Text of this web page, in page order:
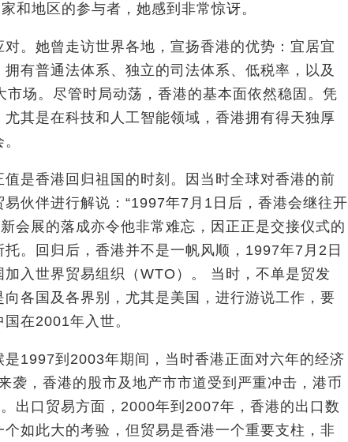
和地区的参与者，她感到非常惊讶。
。她曾走访世界各地，宣扬香港的优势：宜居宜
有普通法体系、独立的司法体系、低税率，以及
场。尽管时局动荡，香港的基本面依然稳固。凭
其是在科技和人工智能领域，香港拥有得天独厚
值是香港回归祖国的时刻。因当时全球对香港的前
伙伴进行解说：“1997年7月1日后，香港会继往开
会展的落成亦令他非常难忘，因正正是交接仪式的
。回归后，香港并不是一帆风顺，1997年7月2日
入世界贸易组织（WTO）。 当时，不单是贸发
各国及各界别
， 尤其是美国，进行游说工作，要
在2001年入世。
1997到2003年期间，当时香港正面对六年的经济
袭，香港的股市及地产市市道受到严重冲击，港币
出口贸易方面，2000年到2007年，香港的出口数
如此大的考验，但贸易是香港一个重要支柱，非